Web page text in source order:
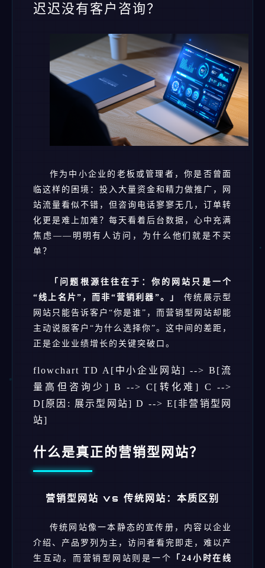
迟迟没有客户咨询？
作为中小企业的老板或管理者，你是否曾面
临这样的困境：投入大量资金和精力做推广，网
站流量看似不错，但咨询电话寥寥无几，订单转
化更是难上加难？每天看着后台数据，心中充满
焦虑——明明有人访问，为什么他们就是不买
单？
「问题根源往往在于：你的网站只是一个
“线上名片”，而非“营销利器”。」
传统展示型
网站只能告诉客户“你是谁”，而营销型网站却能
主动说服客户“为什么选择你”。这中间的差距，
正是企业业绩增长的关键突破口。
flowchart TD A[中小企业网站] --> B[流
量高但咨询少] B --> C[转化难] C -->
D[原因: 展示型网站] D --> E[非营销型网
站]
什么是真正的营销型网站？
营销型网站 vs 传统网站：本质区别
传统网站像一本静态的宣传册，内容以企业
介绍、产品罗列为主，访问者看完即走，难以产
生互动。而营销型网站则是一个
「24小时在线